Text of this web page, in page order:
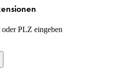
PLZ eingeben